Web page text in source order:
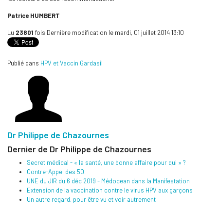
Patrice HUMBERT
Lu 23801 fois Dernière modification le mardi, 01 juillet 2014 13:10
Publié dans HPV et Vaccin Gardasil
Dr Philippe de Chazournes
Dernier de Dr Philippe de Chazournes
Secret médical - « la santé, une bonne affaire pour qui » ?
Contre-Appel des 50
UNE du JIR du 6 déc 2019 - Médocean dans la Manifestation
Extension de la vaccination contre le virus HPV aux garçons
Un autre regard, pour être vu et voir autrement